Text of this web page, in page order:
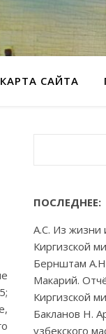
КАРТА САЙТА
ПОСЛЕДНЕЕ:
А.С. Из жизни
Киргизской
Бернштам
Макарий.
Киргизской
Бакланов Н.
узбекского